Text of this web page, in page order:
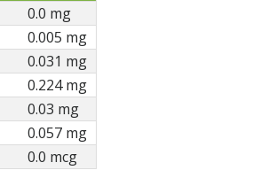
0.0 mg
0.005 mg
0.031 mg
0.224 mg
0.03 mg
0.057 mg
0.0 mcg